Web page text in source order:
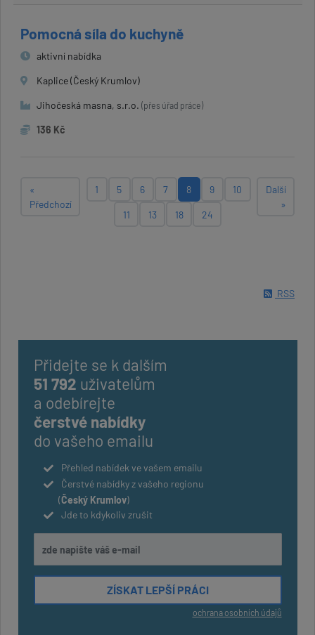
Pomocná síla do kuchyně
aktivní nabídka
Kaplice (Český Krumlov)
Jihočeská masna, s.r.o. (přes úřad práce)
136 Kč
«
Předchozí
1 5 6 7 8 9 10
11 13 18 24
Další
»
RSS
Přidejte se k dalším
51 792 uživatelům
a odebírejte
čerstvé nabídky
do vašeho emailu
Přehled nabídek ve vašem emailu
Čerstvé nabídky z vašeho regionu
(Český Krumlov)
Jde to kdykoliv zrušit
ochrana osobních údajů